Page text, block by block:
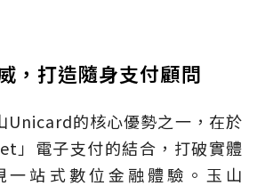
，打造隨身支付顧問
Unicard的核心優勢之一，在於
」電子支付的結合，打破實體
一站式數位金融體驗。玉山